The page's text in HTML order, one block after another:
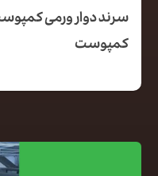
سرند دوار ورمی
کمپوست